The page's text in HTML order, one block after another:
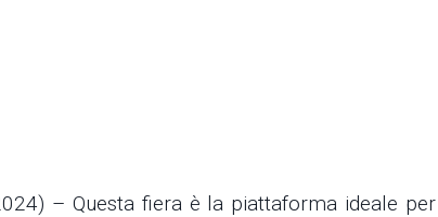
– Questa fiera è la piattaforma ideale per